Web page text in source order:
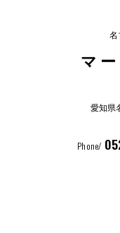
マ
愛知県
Phone/